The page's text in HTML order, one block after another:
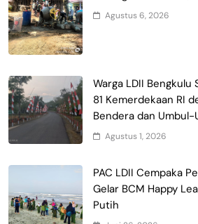
Agustus 6, 2026
Warga LDII Bengkulu
81 Kemerdekaan RI
Bendera dan Umbul-
Agustus 1, 2026
PAC LDII Cempaka
Gelar BCM Happy
Putih